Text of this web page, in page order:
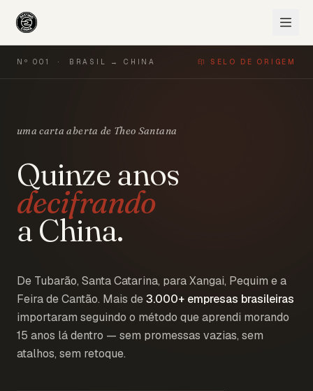
Nº 001 · BRASIL → CHINA 印 SELO DE ORIGEM
uma carta aberta de Theo Santana
Quinze anos
decifrando
a China.
De Tubarão, Santa Catarina, para Xangai, Pequim e a
Feira de Cantão. Mais de3.000+ empresas brasileiras
importaram seguindo o método que aprendi morando
15 anos lá dentro — sem promessas vazias, sem
atalhos, sem retoque.